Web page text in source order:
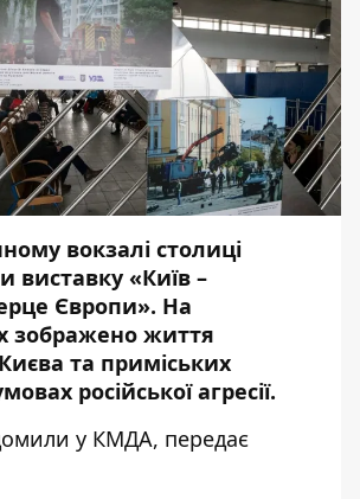
вокзалі столиці
виставку «Київ –
Європи». На
зображено життя
та приміських
російської агресії.
у КМДА, передає